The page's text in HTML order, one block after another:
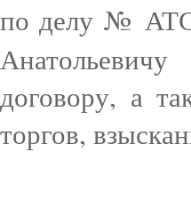
по делу №
договору, а
торгов,